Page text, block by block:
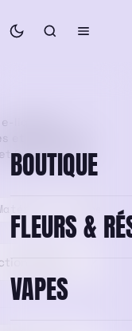
BOUTIQUE
FLEURS &
VAPES
liquides
et mentholés :
200 ml, avec
Graham Fuel,
de vape